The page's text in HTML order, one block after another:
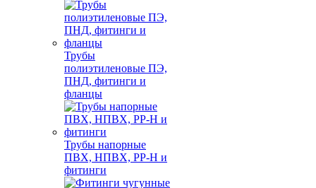
Трубы
полиэтиленовые ПЭ,
ПНД, фитинги и
фланцы
Трубы напорные
ПВХ, НПВХ, PP-H и
фитинги